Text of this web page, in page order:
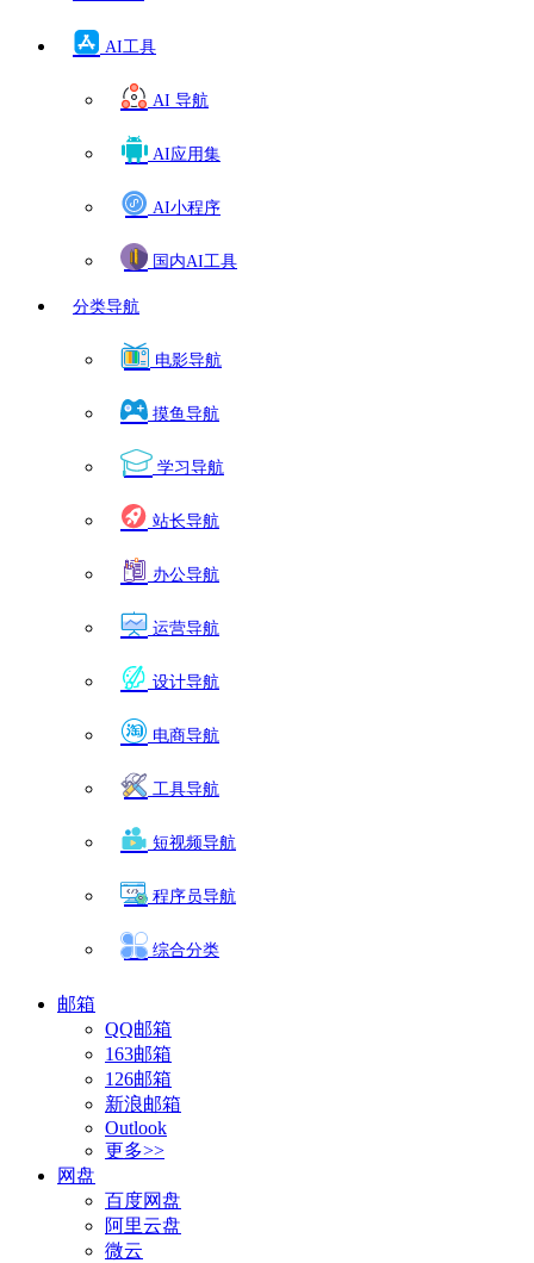
AI工具
AI 导航
AI应用集
AI小程序
国内AI工具
分类导航
电影导航
摸鱼导航
学习导航
站长导航
办公导航
运营导航
设计导航
电商导航
工具导航
短视频导航
程序员导航
综合分类
邮箱
QQ邮箱
163邮箱
126邮箱
新浪邮箱
Outlook
更多>>
网盘
百度网盘
阿里云盘
微云